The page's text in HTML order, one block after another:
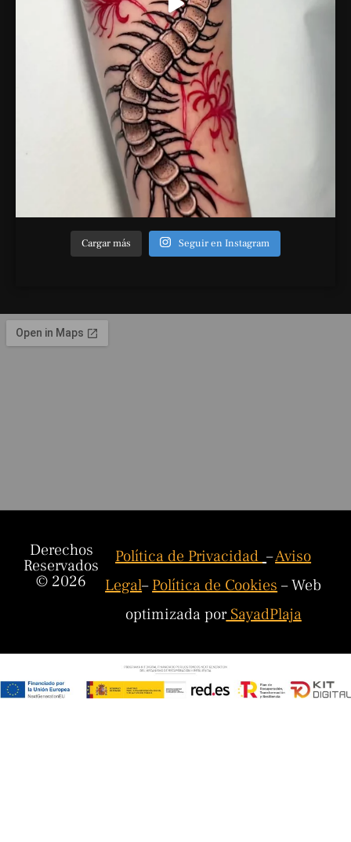
Cargar más Seguir en Instagram
Derechos
Reservados
© 2026
Política de Privacidad–Aviso
Legal–Política de Cookies– Web
optimizada porSayadPlaja